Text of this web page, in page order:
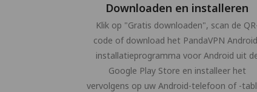
Downloaden en installeren
Klik op "Gratis downloaden", scan de
code of download het PandaVPN
installatieprogramma voor Android uit
Google Play Store en installeer het
vervolgens op uw Android-telefoon of -